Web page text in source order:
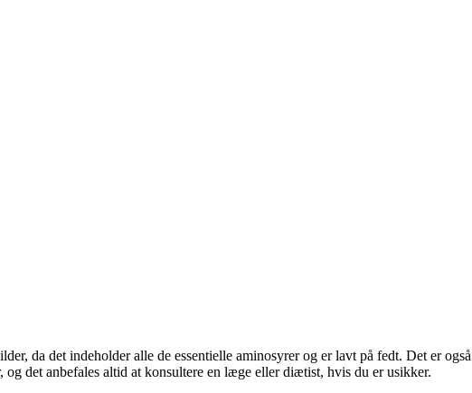
da det indeholder alle de essentielle aminosyrer og er lavt på fedt. Det er også
det anbefales altid at konsultere en læge eller diætist, hvis du er usikker.